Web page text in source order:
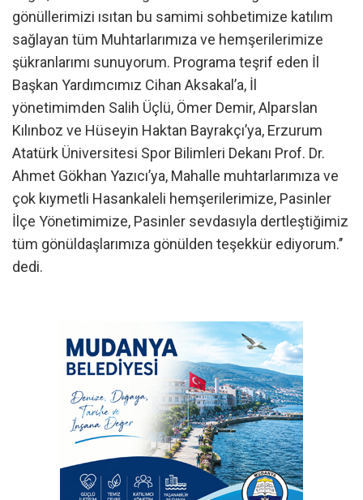
gönüllerimizi ısıtan bu samimi sohbetimize katılım
sağlayan tüm Muhtarlarımıza ve hemşerilerimize
şükranlarımı sunuyorum. Programa teşrif eden İl
Başkan Yardımcımız Cihan Aksakal’a, İl
yönetimimden Salih Üçlü, Ömer Demir, Alparslan
Kılınboz ve Hüseyin Haktan Bayrakçı’ya, Erzurum
Atatürk Üniversitesi Spor Bilimleri Dekanı Prof. Dr.
Ahmet Gökhan Yazıcı’ya, Mahalle muhtarlarımıza ve
çok kıymetli Hasankaleli hemşerilerimize, Pasinler
İlçe Yönetimimize, Pasinler sevdasıyla dertleştiğimiz
tüm gönüldaşlarımıza gönülden teşekkür ediyorum.’’
dedi.